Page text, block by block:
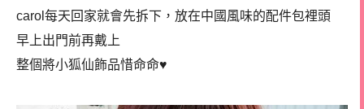
carol每天回家就會先拆下，放在中國風味的配件包裡頭
早上出門前再戴上
整個將小狐仙飾品惜命命♥